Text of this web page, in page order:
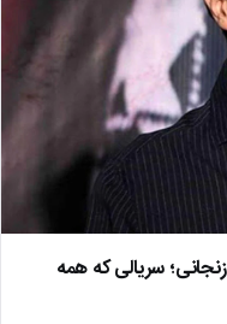
سریالی که همه